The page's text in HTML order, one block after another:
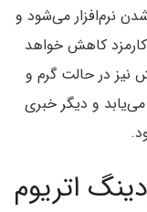
شدن نرم‌افزار می‌شود و
کاهش خواهد
نیز در حالت گرم و
و دیگر خبری
اتریوم